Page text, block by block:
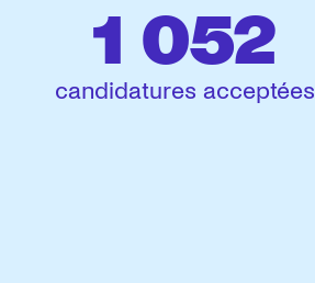
1 052
candidatures acceptées